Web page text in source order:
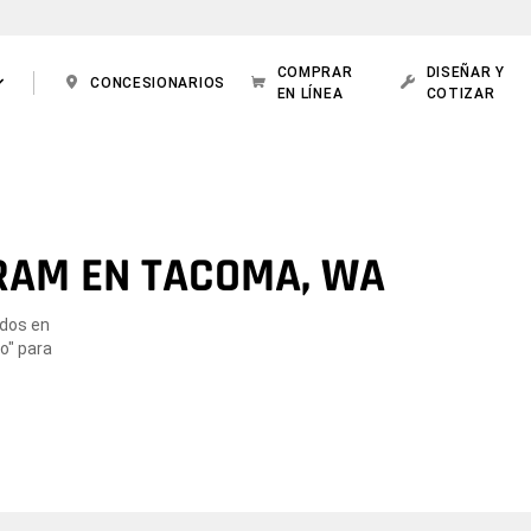
CONCESIONARIOS
COMPRAR
EN LÍNEA
DISEÑAR Y
COTIZAR
EN TACOMA, WA
en
para